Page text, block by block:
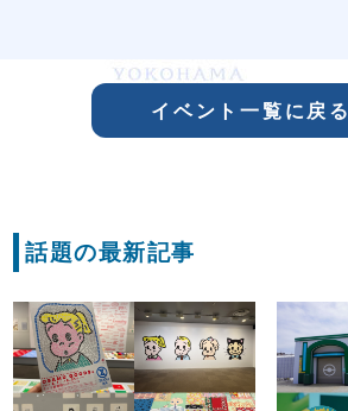
イベント一覧に戻る
話題の最新記事